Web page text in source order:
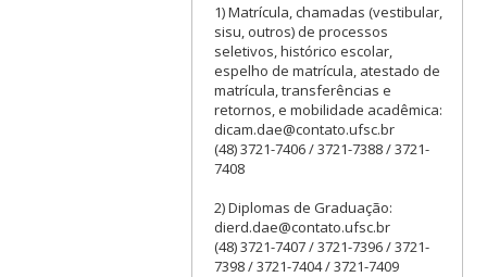
1) Matrícula, chamadas (vestibular,
sisu, outros) de processos
seletivos, histórico escolar,
espelho de matrícula, atestado de
matrícula, transferências e
retornos, e mobilidade acadêmica:
dicam.dae@contato.ufsc.br
(48) 3721-7406 / 3721-7388 / 3721-
7408
2) Diplomas de Graduação:
dierd.dae@contato.ufsc.br
(48) 3721-7407 / 3721-7396 / 3721-
7398 / 3721-7404 / 3721-7409